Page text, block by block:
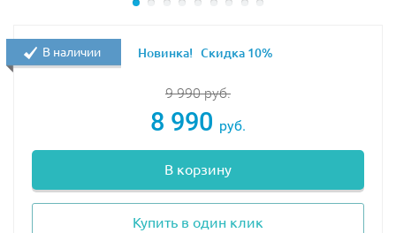
9 990руб.
8 990 руб.
В корзину
Купить в один клик
В наличии Новинка! Скидка 10%